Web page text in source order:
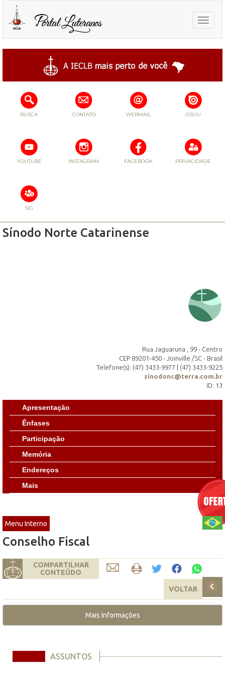
Toggle
BUSCA CONTATO WEBMAIL ISSUU
YOUTUBE INSTAGRAM FACEBOOK PRIVACIDADE
SIG
Sínodo Norte Catarinense
Rua Jaguaruna , 99 - Centro
CEP 89201-450 - Joinville /SC - Brasil
Telefone(s): (47) 3433-9977 | (47) 3433-9225
sinodonc@terra.com.br
ID: 13
Apresentação
Ênfases
Participação
Memória
Endereços
Mais
Menu Interno
Conselho Fiscal
COMPARTILHAR
CONTEÚDO
VOLTAR
Mais Informações
ASSUNTOS